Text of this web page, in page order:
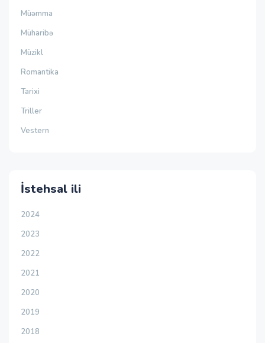
Müəmma
Müharibə
Müzikl
Romantika
Tarixi
Triller
Vestern
İstehsal ili
2024
2023
2022
2021
2020
2019
2018